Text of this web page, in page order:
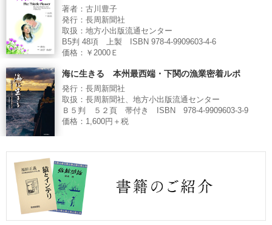
著者：古川豊子
発行：長周新聞社
取扱：地方小出版流通センター
B5判 48項 上製 ISBN 978-4-9909603-4-6
価格：￥2000Ｅ
海に生きる 本州最西端・下関の漁業密着ルポ
発行：長周新聞社
取扱：長周新聞社、地方小出版流通センター
Ｂ５判 ５２頁 帯付き ISBN 978-4-9909603-3-9
価格：1,600円＋税